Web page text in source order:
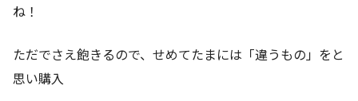
ね！
ただでさえ飽きるので、せめてたまには「違うもの」をと
思い購入